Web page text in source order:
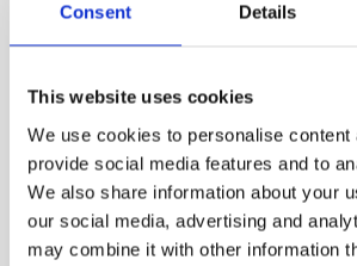
Consent Details
This website uses cookies
We use cookies to personalise content
provide social media features and to
We also share information about your
our social media, advertising and
may combine it with other information
Max TC° 100 000h
Produktvarianter
Artikel Effekt medel (W)